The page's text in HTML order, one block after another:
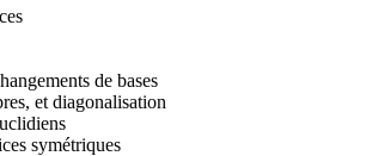
de bases
et diagonalisation
symétriques